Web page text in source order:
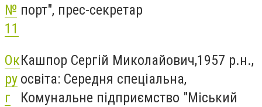
№
11
порт", прес-секретар
Ок
ру
г
Кашпор Сергій Миколайович,1957 р.н.,
освіта: Середня спеціальна,
Комунальне підприємство "Міський